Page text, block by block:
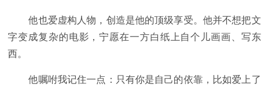
他也爱虚构人物，创造是他的顶级享受。他并不想把文
字变成复杂的电影，宁愿在一方白纸上自个儿画画、写东
西。
他嘱咐我记住一点：只有你是自己的依靠，比如爱上了